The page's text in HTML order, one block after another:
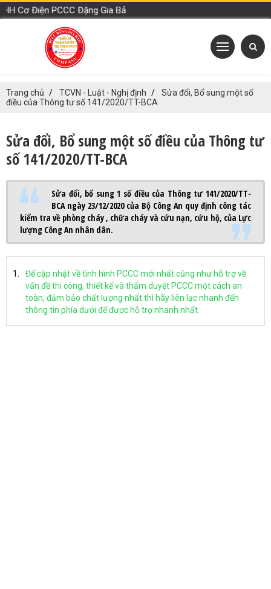
Điện PCCC Đặng Gia Bảo
Trang chủ TCVN - Luật - Nghị định
Sửa đổi, Bổ sung một số
điều của Thông tư số 141/2020/TT-BCA
Sửa đổi, Bổ sung một số điều của Thông tư
số 141/2020/TT-BCA
Sửa đổi, bổ sung 1 số điều của Thông tư 141/2020/TT-
BCA ngày 23/12/2020 của Bộ Công An quy định công tác
kiểm tra về phòng cháy , chữa cháy và cứu nạn, cứu hộ, của Lực
lượng Công An nhân dân.
Để cập nhật về tình hình PCCC mới nhất cũng như hỗ trợ về
vấn đề thi công, thiết kế và thẩm duyệt PCCC một cách an
toàn, đảm bảo chất lượng nhất thì hãy liên lạc nhanh đến
thông tin phía dưới để được hỗ trợ nhanh nhất.